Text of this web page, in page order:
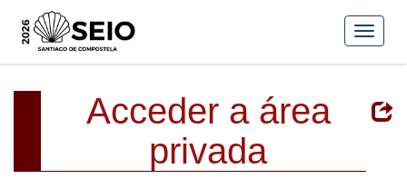
Acceder a área
privada